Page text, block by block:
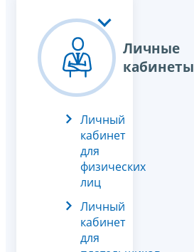
Личные
кабинеты
Личный
кабинет
для
физических
лиц
Личный
кабинет
для